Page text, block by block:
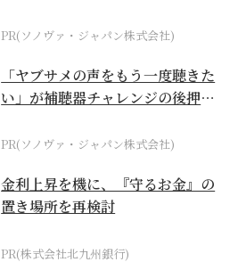
PR(ソノヴァ・ジャパン株式会社)
「ヤブサメの声をもう一度聴きた
い」が補聴器チャレンジの後押し
PR(ソノヴァ・ジャパン株式会社)
金利上昇を機に、『守るお金』の
置き場所を再検討
PR(株式会社北九州銀行)